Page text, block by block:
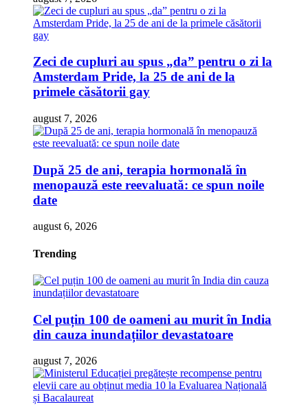
Zeci de cupluri au spus „da” pentru o zi la
Amsterdam Pride, la 25 de ani de la
primele căsătorii gay
august 7, 2026
După 25 de ani, terapia hormonală în
menopauză este reevaluată: ce spun noile
date
august 6, 2026
Trending
Cel puțin 100 de oameni au murit în India
din cauza inundațiilor devastatoare
august 7, 2026